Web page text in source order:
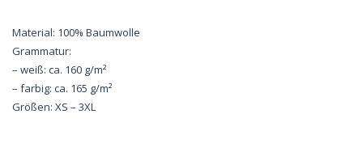
Material: 100% Baumwolle
Grammatur:
– weiß: ca. 160 g/m²
– farbig: ca. 165 g/m²
Größen: XS – 3XL